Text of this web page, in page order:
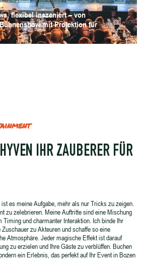
flexibel inszeniert – von
mit Projektion für
IHR ZAUBERER FÜR
es meine Aufgabe, mehr als nur Tricks zu zeigen.
zu zelebrieren. Meine Auftritte sind eine Mischung
Timing und charmanter Interaktion. Ich binde Ihr
zu Akteuren und schaffe so eine
Atmosphäre. Jeder magische Effekt ist darauf
zu erzielen und Ihre Gäste zu verblüffen. Buchen
ein Erlebnis, das perfekt auf Ihr Event in Bozen